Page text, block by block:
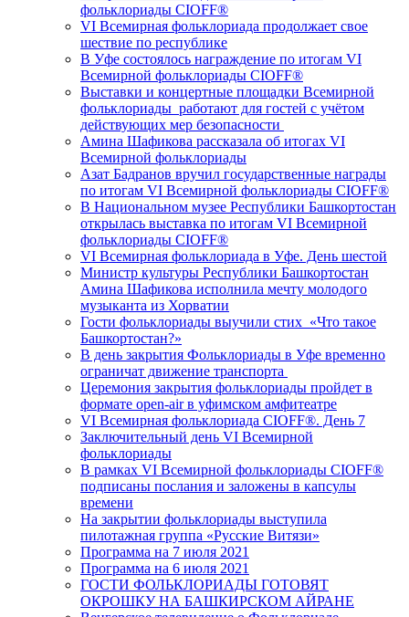
фольклориады CIOFF®️
VI Всемирная фольклориада продолжает свое
шествие по республике
В Уфе состоялось награждение по итогам VI
Всемирной фольклориады CIOFF®️
Выставки и концертные площадки Всемирной
фольклориады работают для гостей с учётом
действующих мер безопасности
Амина Шафикова рассказала об итогах VI
Всемирной фольклориады
Азат Бадранов вручил государственные награды
по итогам VI Всемирной фольклориады CIOFF®️
В Национальном музее Республики Башкортостан
открылась выставка по итогам VI Всемирной
фольклориады CIOFF®
VI Всемирная фольклориада в Уфе. День шестой
Министр культуры Республики Башкортостан
Амина Шафикова исполнила мечту молодого
музыканта из Хорватии
Гости фольклориады выучили стих «Что такое
Башкортостан?»
В день закрытия Фольклориады в Уфе временно
ограничат движение транспорта
Церемония закрытия фольклориады пройдет в
формате open-air в уфимском амфитеатре
VI Всемирная фольклориада CIOFF®️. День 7
Заключительный день VI Всемирной
фольклориады
В рамках VI Всемирной фольклориады CIOFF®️
подписаны послания и заложены в капсулы
времени
На закрытии фольклориады выступила
пилотажная группа «Русские Витязи»
Программа на 7 июля 2021
Программа на 6 июля 2021
ГОСТИ ФОЛЬКЛОРИАДЫ ГОТОВЯТ
ОКРОШКУ НА БАШКИРСКОМ АЙРАНЕ